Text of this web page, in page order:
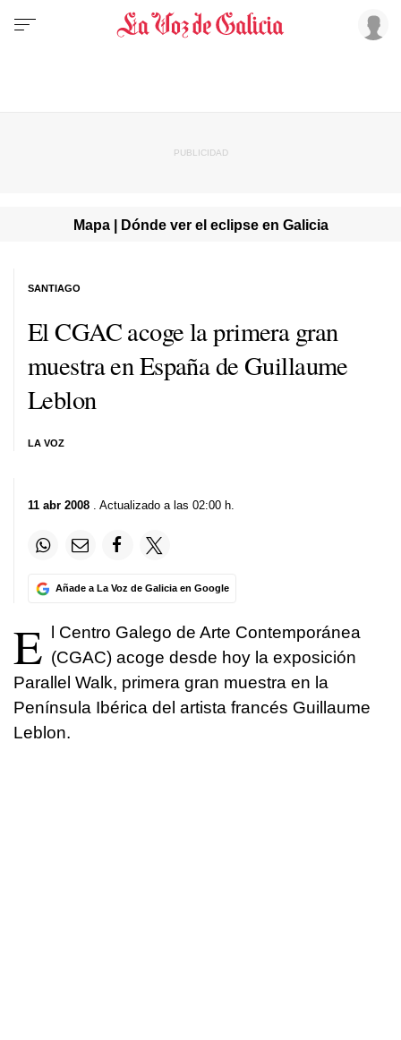
Mapa | Dónde ver el eclipse en Galicia
El CGAC acoge la primera gran
muestra en España de Guillaume
Leblon
LA VOZ
SANTIAGO
11 abr 2008 . Actualizado a las 02:00 h.
Añade a La Voz de Galicia en Google
E
l Centro Galego de Arte Contemporánea
(CGAC) acoge desde hoy la exposición
Parallel Walk, primera gran muestra en la
Península Ibérica del artista francés Guillaume
Leblon.